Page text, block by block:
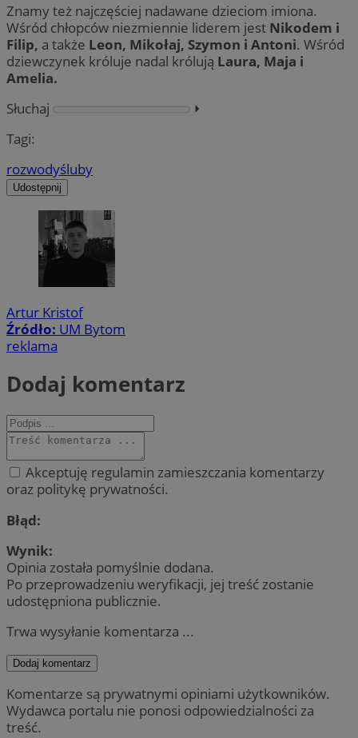
Znamy też najczęściej nadawane dzieciom imiona.
Wśród chłopców niezmiennie liderem jest Nikodem i
Filip, a także Leon, Mikołaj, Szymon i Antoni. Wśród
dziewczynek króluje nadal królują Laura, Maja i
Amelia.
Słuchaj
⏵︎
Tagi:
rozwodyśluby
Udostępnij
Artur Kristof
Źródło: UM Bytom
reklama
Dodaj komentarz
Akceptuję regulamin zamieszczania komentarzy
oraz politykę prywatności.
Błąd:
Wynik:
Opinia została pomyślnie dodana.
Po przeprowadzeniu weryfikacji, jej treść zostanie
udostępniona publicznie.
Trwa wysyłanie komentarza ...
Dodaj komentarz
Komentarze są prywatnymi opiniami użytkowników.
Wydawca portalu nie ponosi odpowiedzialności za
treść.